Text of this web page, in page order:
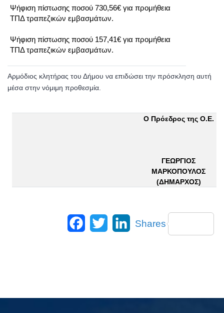
Ψήφιση πίστωσης ποσού 730,56€ για προμήθεια
ΤΠΔ τραπεζικών εμβασμάτων.
Ψήφιση πίστωσης ποσού 157,41€ για προμήθεια
ΤΠΔ τραπεζικών εμβασμάτων.
Αρμόδιος κλητήρας του Δήμου να επιδώσει την πρόσκληση αυτή
μέσα στην νόμιμη προθεσμία.
Ο Πρόεδρος της Ο.Ε.
ΓΕΩΡΓΙΟΣ
ΜΑΡΚΟΠΟΥΛΟΣ
(ΔΗΜΑΡΧΟΣ)
Facebook
Twitter LinkedIn
Shares